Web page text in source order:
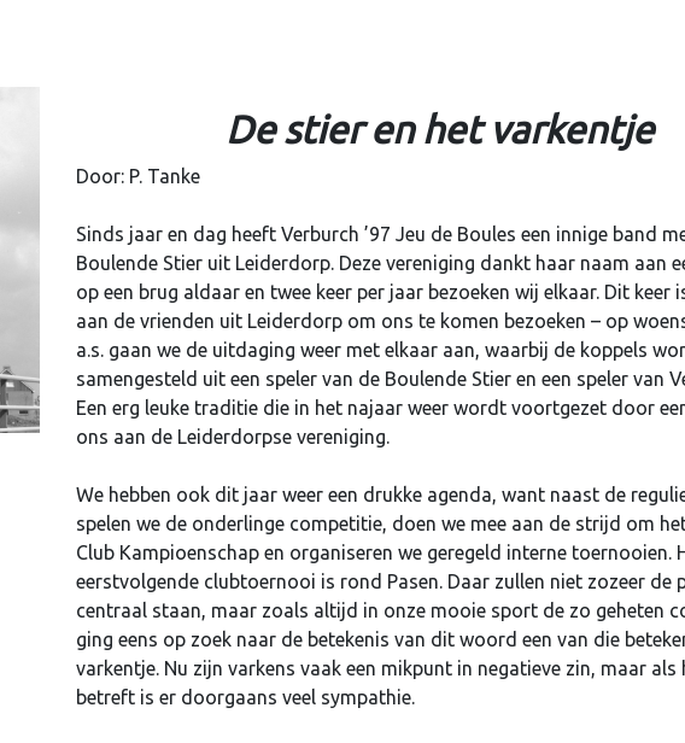
De stier en het varkentje
Door: P. Tanke
Sinds jaar en dag heeft Verburch ’97 Jeu de Boules een innige band
Boulende Stier uit Leiderdorp. Deze vereniging dankt haar naam aan
op een brug aldaar en twee keer per jaar bezoeken wij elkaar. Dit keer
aan de vrienden uit Leiderdorp om ons te komen bezoeken – op
a.s. gaan we de uitdaging weer met elkaar aan, waarbij de koppels
samengesteld uit een speler van de Boulende Stier en een speler van
Een erg leuke traditie die in het najaar weer wordt voortgezet door
ons aan de Leiderdorpse vereniging.
We hebben ook dit jaar weer een drukke agenda, want naast de
spelen we de onderlinge competitie, doen we mee aan de strijd om
Club Kampioenschap en organiseren we geregeld interne toernooien.
eerstvolgende clubtoernooi is rond Pasen. Daar zullen niet zozeer de
centraal staan, maar zoals altijd in onze mooie sport de zo geheten
ging eens op zoek naar de betekenis van dit woord een van die
varkentje. Nu zijn varkens vaak een mikpunt in negatieve zin, maar als
betreft is er doorgaans veel sympathie.